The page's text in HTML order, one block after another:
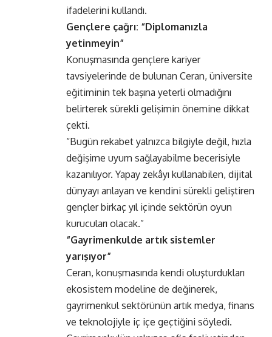
ifadelerini kullandı.
Gençlere çağrı: “Diplomanızla
yetinmeyin”
Konuşmasında gençlere kariyer
tavsiyelerinde de bulunan Ceran, üniversite
eğitiminin tek başına yeterli olmadığını
belirterek sürekli gelişimin önemine dikkat
çekti.
“Bugün rekabet yalnızca bilgiyle değil, hızla
değişime uyum sağlayabilme becerisiyle
kazanılıyor. Yapay zekâyı kullanabilen, dijital
dünyayı anlayan ve kendini sürekli geliştiren
gençler birkaç yıl içinde sektörün oyun
kurucuları olacak.”
“Gayrimenkulde artık sistemler
yarışıyor”
Ceran, konuşmasında kendi oluşturdukları
ekosistem modeline de değinerek,
gayrimenkul sektörünün artık medya, finans
ve teknolojiyle iç içe geçtiğini söyledi.